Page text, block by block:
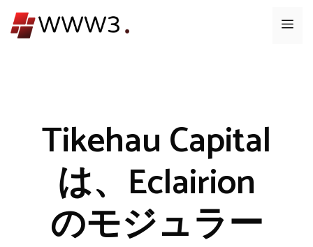
ン
メ
Tikehau Capital
は、Eclairion
のモジュラー